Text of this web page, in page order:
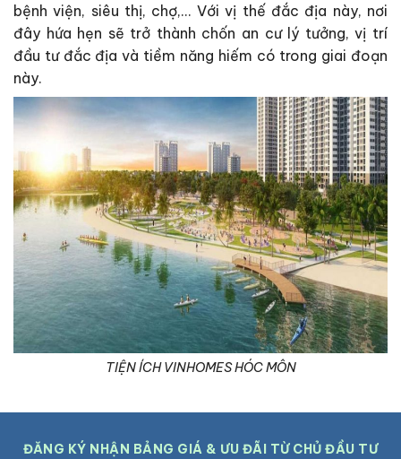
bệnh viện, siêu thị, chợ,… Với vị thế đắc địa này, nơi
đây hứa hẹn sẽ trở thành chốn an cư lý tưởng, vị trí
đầu tư đắc địa và tiềm năng hiếm có trong giai đoạn
này.
TIỆN ÍCH VINHOMES HÓC MÔN
ĐĂNG KÝ NHẬN BẢNG GIÁ & ƯU ĐÃI TỪ CHỦ ĐẦU TƯ